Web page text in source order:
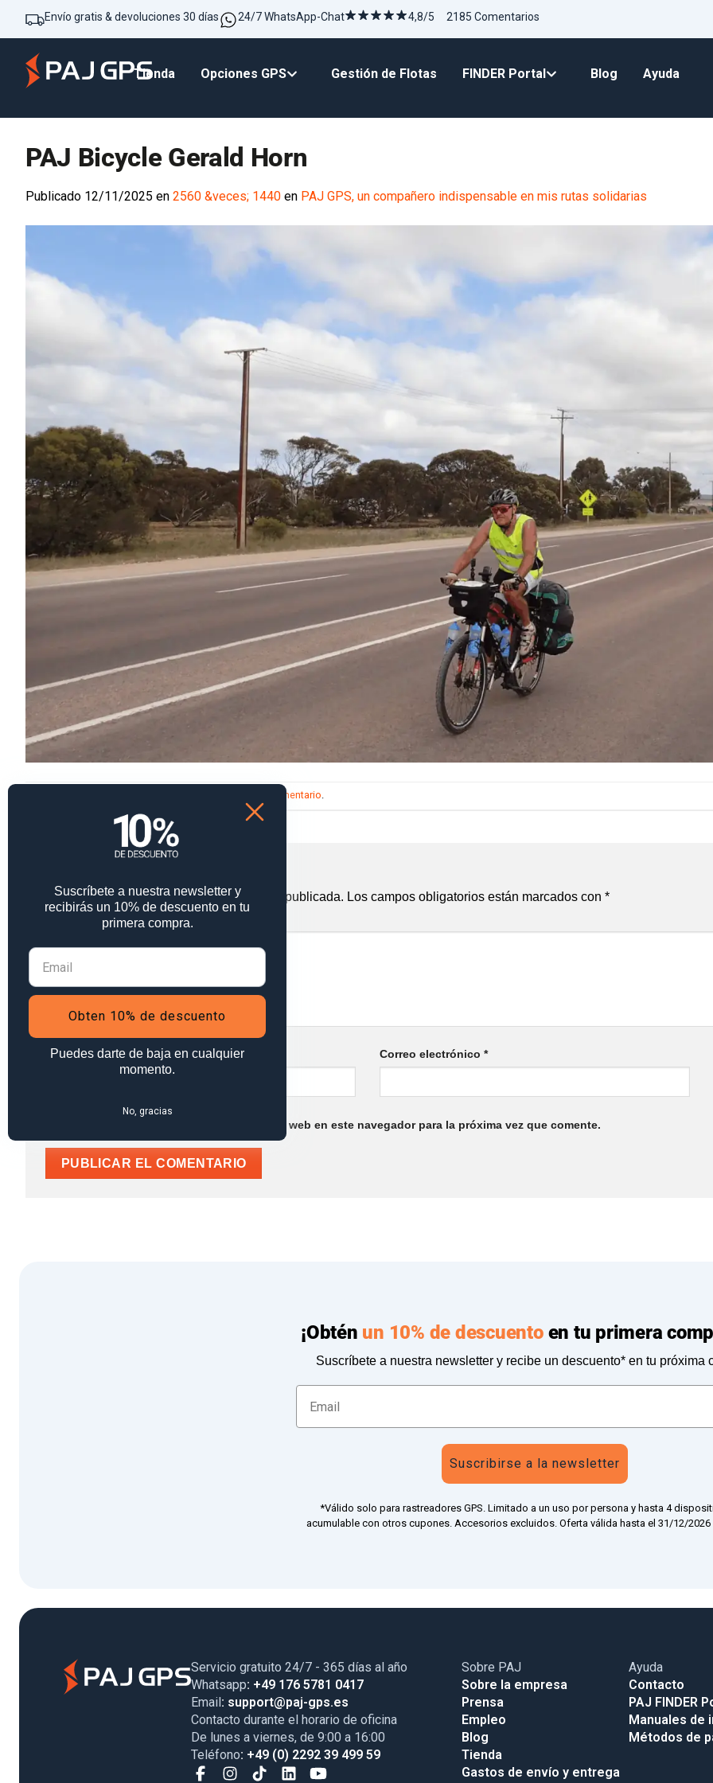
Envío gratis & devoluciones 30 días 24/7 WhatsApp-Chat 4,8/5 2185 Comentarios
Tienda Opciones GPS Gestión de Flotas FINDER Portal Blog Ayuda
PAJ Bicycle Gerald Horn
Publicado 12/11/2025 en 2560 &veces; 1440 en PAJ GPS, un compañero indispensable en mis rutas solidarias
publicar un comentario
Tu dirección de correo electrónico no será publicada. Los campos obligatorios están marcados con *
Comentario*
Nombre* Correo electrónico *
Guarda mi nombre, correo electrónico y web en este navegador para la próxima vez que comente.
¡Obtén un 10% de descuentoen tu primera
Suscríbete a nuestra newsletter y recibe un descuento* en tu próxima
Suscribirse a la newsletter
*Válido solo para rastreadores GPS. Limitado a un uso por persona y hasta 4
acumulable con otros cupones. Accesorios excluidos. Oferta válida hasta el 31/12/2026
Servicio gratuito 24/7 - 365 días al año
Whatsapp: +49 176 5781 0417
Email : support@paj-gps.es
Contacto durante el horario de oficina
De lunes a viernes, de 9:00 a 16:00
Teléfono: +49 (0) 2292 39 499 59
Sobre PAJ
Sobre la empresa
Prensa
Empleo
Blog
Tienda
Gastos de envío y entrega
Ayuda
Contacto
PAJ FINDER
Manuales de
Métodos de
Suscríbete a nuestra newsletter y
recibirás un 10% de descuento en tu
primera compra.
Obten 10% de descuento
Puedes darte de baja en cualquier
momento.
No, gracias